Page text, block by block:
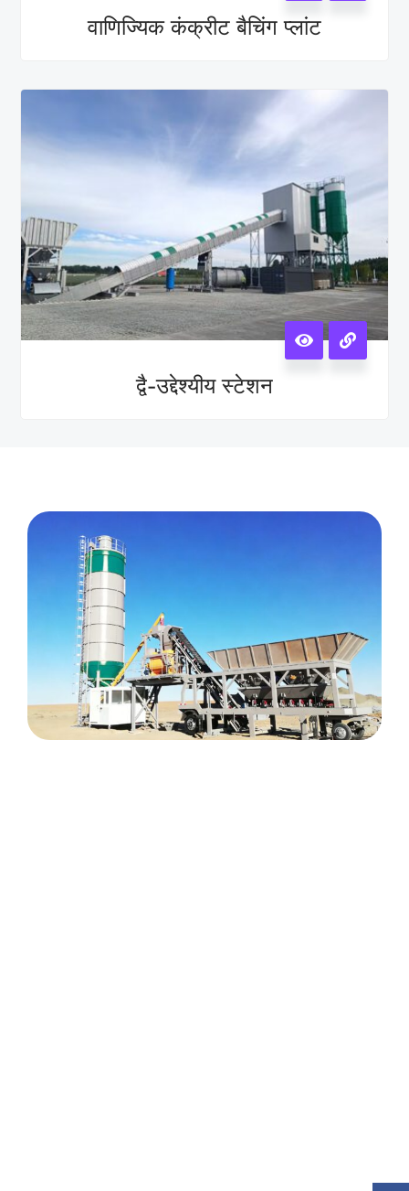
वाणिज्यिक कंक्रीट बैचिंग प्लांट
द्वै-उद्देश्यीय स्टेशन